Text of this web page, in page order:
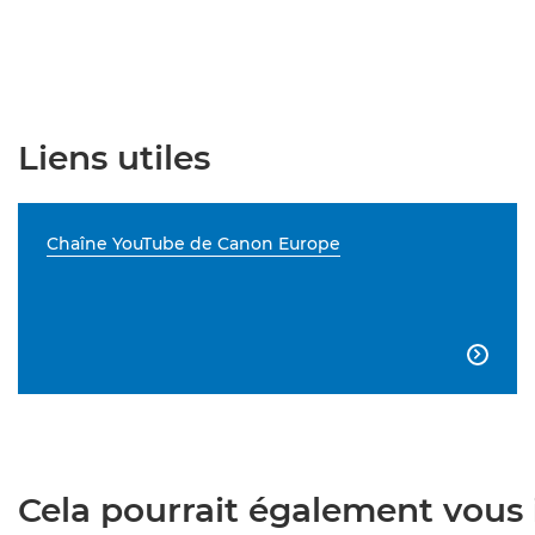
Liens utiles
Chaîne YouTube de Canon Europe

Cela pourrait également vous